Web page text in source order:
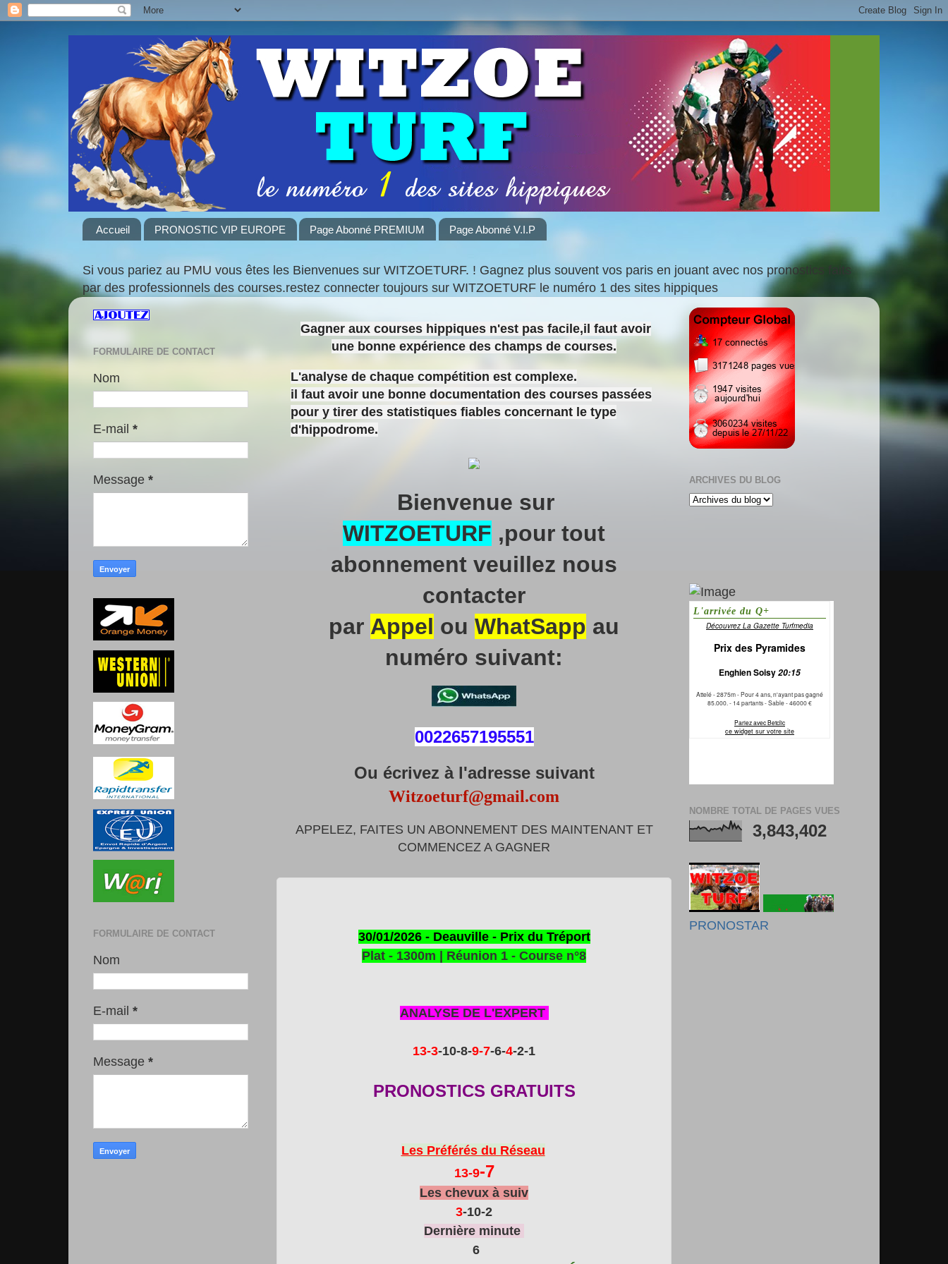
Accueil PRONOSTIC VIP EUROPE Page Abonné PREMIUM Page Abonné V.I.P
Si vous pariez au PMU vous êtes les Bienvenues sur WITZOETURF. ! Gagnez plus souvent vos paris en jouant avec nos pronostics faits
par des professionnels des courses.restez connecter toujours sur WITZOETURF le numéro 1 des sites hippiques
Gagner aux courses hippiques n'est pas facile,il faut avoir
une bonne expérience des champs de courses.
L'analyse de chaque compétition est complexe.
il faut avoir une bonne documentation des courses passées
pour y tirer des statistiques fiables concernant le type
d'hippodrome.
Bienvenue sur
WITZOETURF ,pour tout
abonnement veuillez nous
contacter
par Appel ou WhatSapp au
numéro suivant:
0022657195551
Ou écrivez à l'adresse suivant
Witzoeturf@gmail.com
APPELEZ, FAITES UN ABONNEMENT DES MAINTENANT ET
COMMENCEZ A GAGNER
30/01/2026 - Deauville - Prix du Tréport
Plat - 1300m | Réunion 1 - Course n°8
ANALYSE DE L'EXPERT
13-3-10-8-9-7-6-4-2-1
PRONOSTICS GRATUITS
Les Préférés du Réseau
13-9-7
Les chevux à suiv
3-10-2
Dernière minute
6
FORMULAIRE DE CONTACT
Nom
E-mail *
Message *
FORMULAIRE DE CONTACT
Nom
E-mail *
Message *
ARCHIVES DU BLOG
NOMBRE TOTAL DE PAGES VUES
3,843,402
PRONOSTAR